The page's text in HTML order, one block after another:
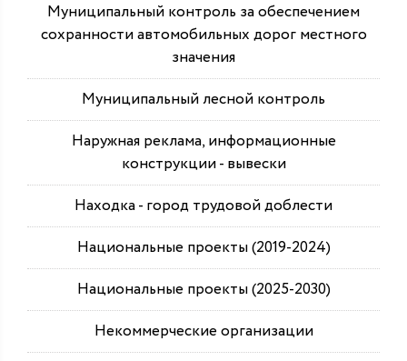
Муниципальный контроль за обеспечением
сохранности автомобильных дорог местного
значения
Муниципальный лесной контроль
Наружная реклама, информационные
конструкции - вывески
Находка - город трудовой доблести
Национальные проекты (2019-2024)
Национальные проекты (2025-2030)
Некоммерческие организации